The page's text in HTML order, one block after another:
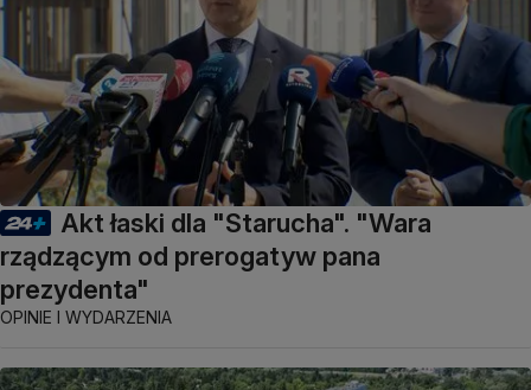
Akt łaski dla "Starucha". "Wara
rządzącym od prerogatyw pana
prezydenta"
OPINIE I WYDARZENIA